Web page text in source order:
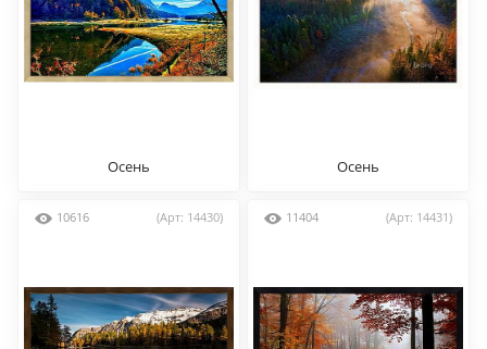
Осень Осень
10616 (Арт: 14430) 11404 (Арт: 14431)